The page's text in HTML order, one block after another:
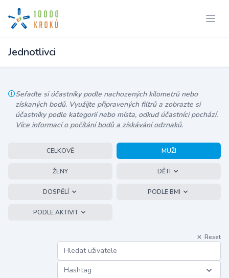
Jednotlivci
Seřaďte si účastníky podle nachozených kilometrů nebo
získaných bodů. Využijte připravených filtrů a zobrazte si
účastníky podle kategorií nebo místa, odkud účastníci pochází.
Více informací o počítání bodů a získávání odznaků.
CELKOVĚ MUŽI
ŽENY DĚTI
DOSPĚLÍ PODLE BMI
PODLE AKTIVIT
Reset
Hashtag